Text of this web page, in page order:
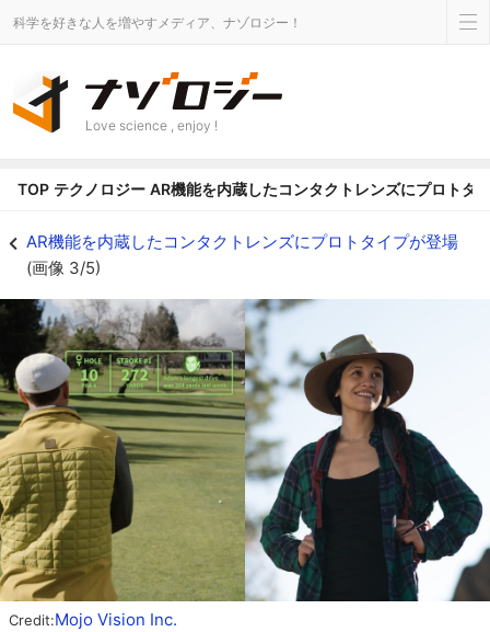
科学を好きな人を増やすメディア、ナゾロジー！
Love science , enjoy !
TOP テクノロジー AR機能を内蔵したコンタクトレンズにプロトタ
AR機能を内蔵したコンタクトレンズにプロトタイプが登場
(画像 3/5)
Credit:Mojo Vision Inc.